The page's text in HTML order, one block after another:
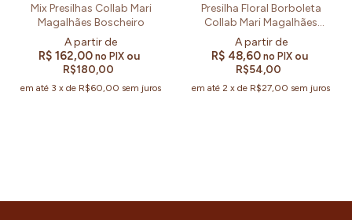
Mix Presilhas Collab Mari
Magalhães Boscheiro
R$ 162,00 no PIX ou
R$180,00
em até 3 xde R$60,00 sem juros
Presilha Floral Borboleta
Collab Mari Magalhães
Boscheiro
R$ 48,60no PIX ou
R$54,00
em até2 xde R$27,00 sem juros